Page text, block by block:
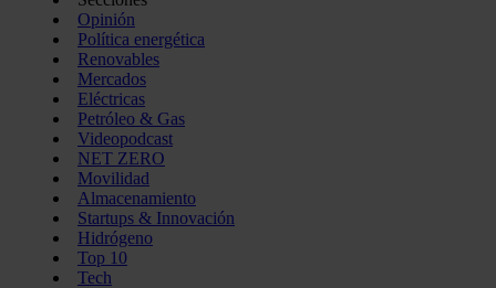
Opinión
Política energética
Renovables
Mercados
Eléctricas
Petróleo & Gas
Videopodcast
NET ZERO
Movilidad
Almacenamiento
Startups & Innovación
Hidrógeno
Top 10
Tech